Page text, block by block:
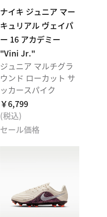
ナイキ ジュニア マー
キュリアル ヴェイパ
ー 16 アカデミー
"Vini Jr."
ジュニア マルチグラ
ウンド ローカット サ
ッカースパイク
￥6,799
(税込)
セール価格